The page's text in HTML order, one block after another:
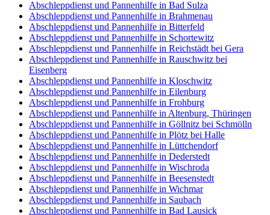
Abschleppdienst und Pannenhilfe in Bad Sulza
Abschleppdienst und Pannenhilfe in Brahmenau
Abschleppdienst und Pannenhilfe in Bitterfeld
Abschleppdienst und Pannenhilfe in Schortewitz
Abschleppdienst und Pannenhilfe in Reichstädt bei Gera
Abschleppdienst und Pannenhilfe in Rauschwitz bei
Eisenberg
Abschleppdienst und Pannenhilfe in Kloschwitz
Abschleppdienst und Pannenhilfe in Eilenburg
Abschleppdienst und Pannenhilfe in Frohburg
Abschleppdienst und Pannenhilfe in Altenburg, Thüringen
Abschleppdienst und Pannenhilfe in Göllnitz bei Schmölln
Abschleppdienst und Pannenhilfe in Plötz bei Halle
Abschleppdienst und Pannenhilfe in Lüttchendorf
Abschleppdienst und Pannenhilfe in Dederstedt
Abschleppdienst und Pannenhilfe in Wischroda
Abschleppdienst und Pannenhilfe in Beesenstedt
Abschleppdienst und Pannenhilfe in Wichmar
Abschleppdienst und Pannenhilfe in Saubach
Abschleppdienst und Pannenhilfe in Bad Lausick